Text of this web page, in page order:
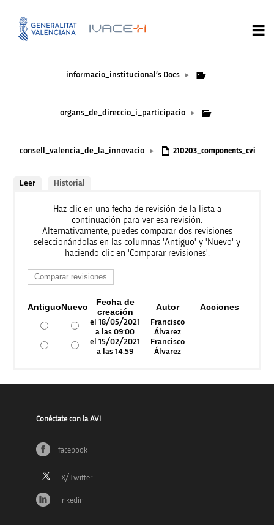
informacio_institucional’s Docs ▸
organs_de_direccio_i_participacio ▸
consell_valencia_de_la_innovacio ▸ 210203_components_cvi
Leer Historial
Haz clic en una fecha de revisión de la lista a
continuación para ver esa revisión.
Alternativamente, puedes comparar dos revisiones
seleccionándolas en las columnas 'Antiguo' y 'Nuevo' y
haciendo clic en 'Comparar revisiones'.
AntiguoNuevo
Fecha de
creación
Autor Acciones
el 18/05/2021
a las 09:00
Francisco
Álvarez
el 15/02/2021
a las 14:59
Francisco
Álvarez
Conéctate con la AVI
facebook
linkedin